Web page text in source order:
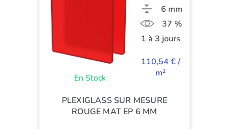
En Stock
6 mm
37 %
1 à 3 jours
110,54 € /
m²
PLEXIGLASS SUR MESURE
ROUGE MAT EP 6 MM